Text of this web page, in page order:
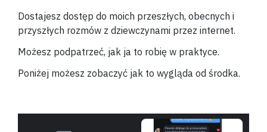
Dostajesz dostęp do moich przeszłych, obecnych i
przyszłych rozmów z dziewczynami przez internet.
Możesz podpatrzeć, jak ja to robię w praktyce.
Poniżej możesz zobaczyć jak to wygląda od środka.